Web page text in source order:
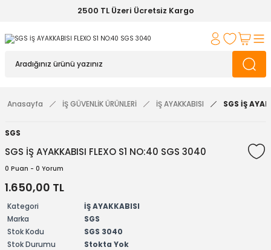
2500 TL Üzeri Ücretsiz Kargo
Anasayfa İŞ GÜVENLİK ÜRÜNLERİ İŞ AYAKKABISI SGS İŞ
SGS
SGS İŞ AYAKKABISI FLEXO S1 NO:40 SGS 3040
0 Puan - 0 Yorum
1.650,00 TL
Kategori
İŞ AYAKKABISI
Marka
SGS
Stok Kodu
SGS 3040
Stok Durumu
Stokta Yok